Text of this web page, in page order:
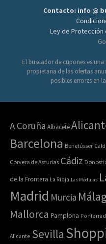
Contacto: info @
Ley de Protección
El buscador de cupones es
propietaria de las ofertas
posibles errores en
A Coruña Albacete
Barcelona Benetússer
Corvera de Asturias Cádiz
de la Frontera La Rioja Las Médulas
Madrid Murcia
Mallorca Pamplona
Alicante Sevilla